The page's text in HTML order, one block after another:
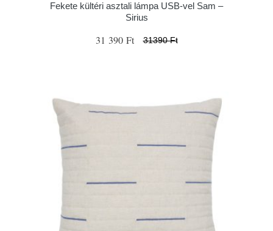
Fekete kültéri asztali lámpa USB-vel Sam –
Sirius
31 390 Ft 31390 Ft